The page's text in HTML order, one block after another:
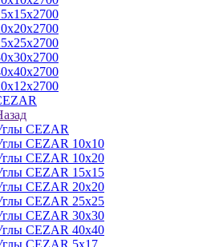
CEZAR
CEZAR 10х10
CEZAR 10х20
CEZAR 15х15
CEZAR 20х20
CEZAR 25х25
CEZAR 30х30
CEZAR 40х40
CEZAR 5х17